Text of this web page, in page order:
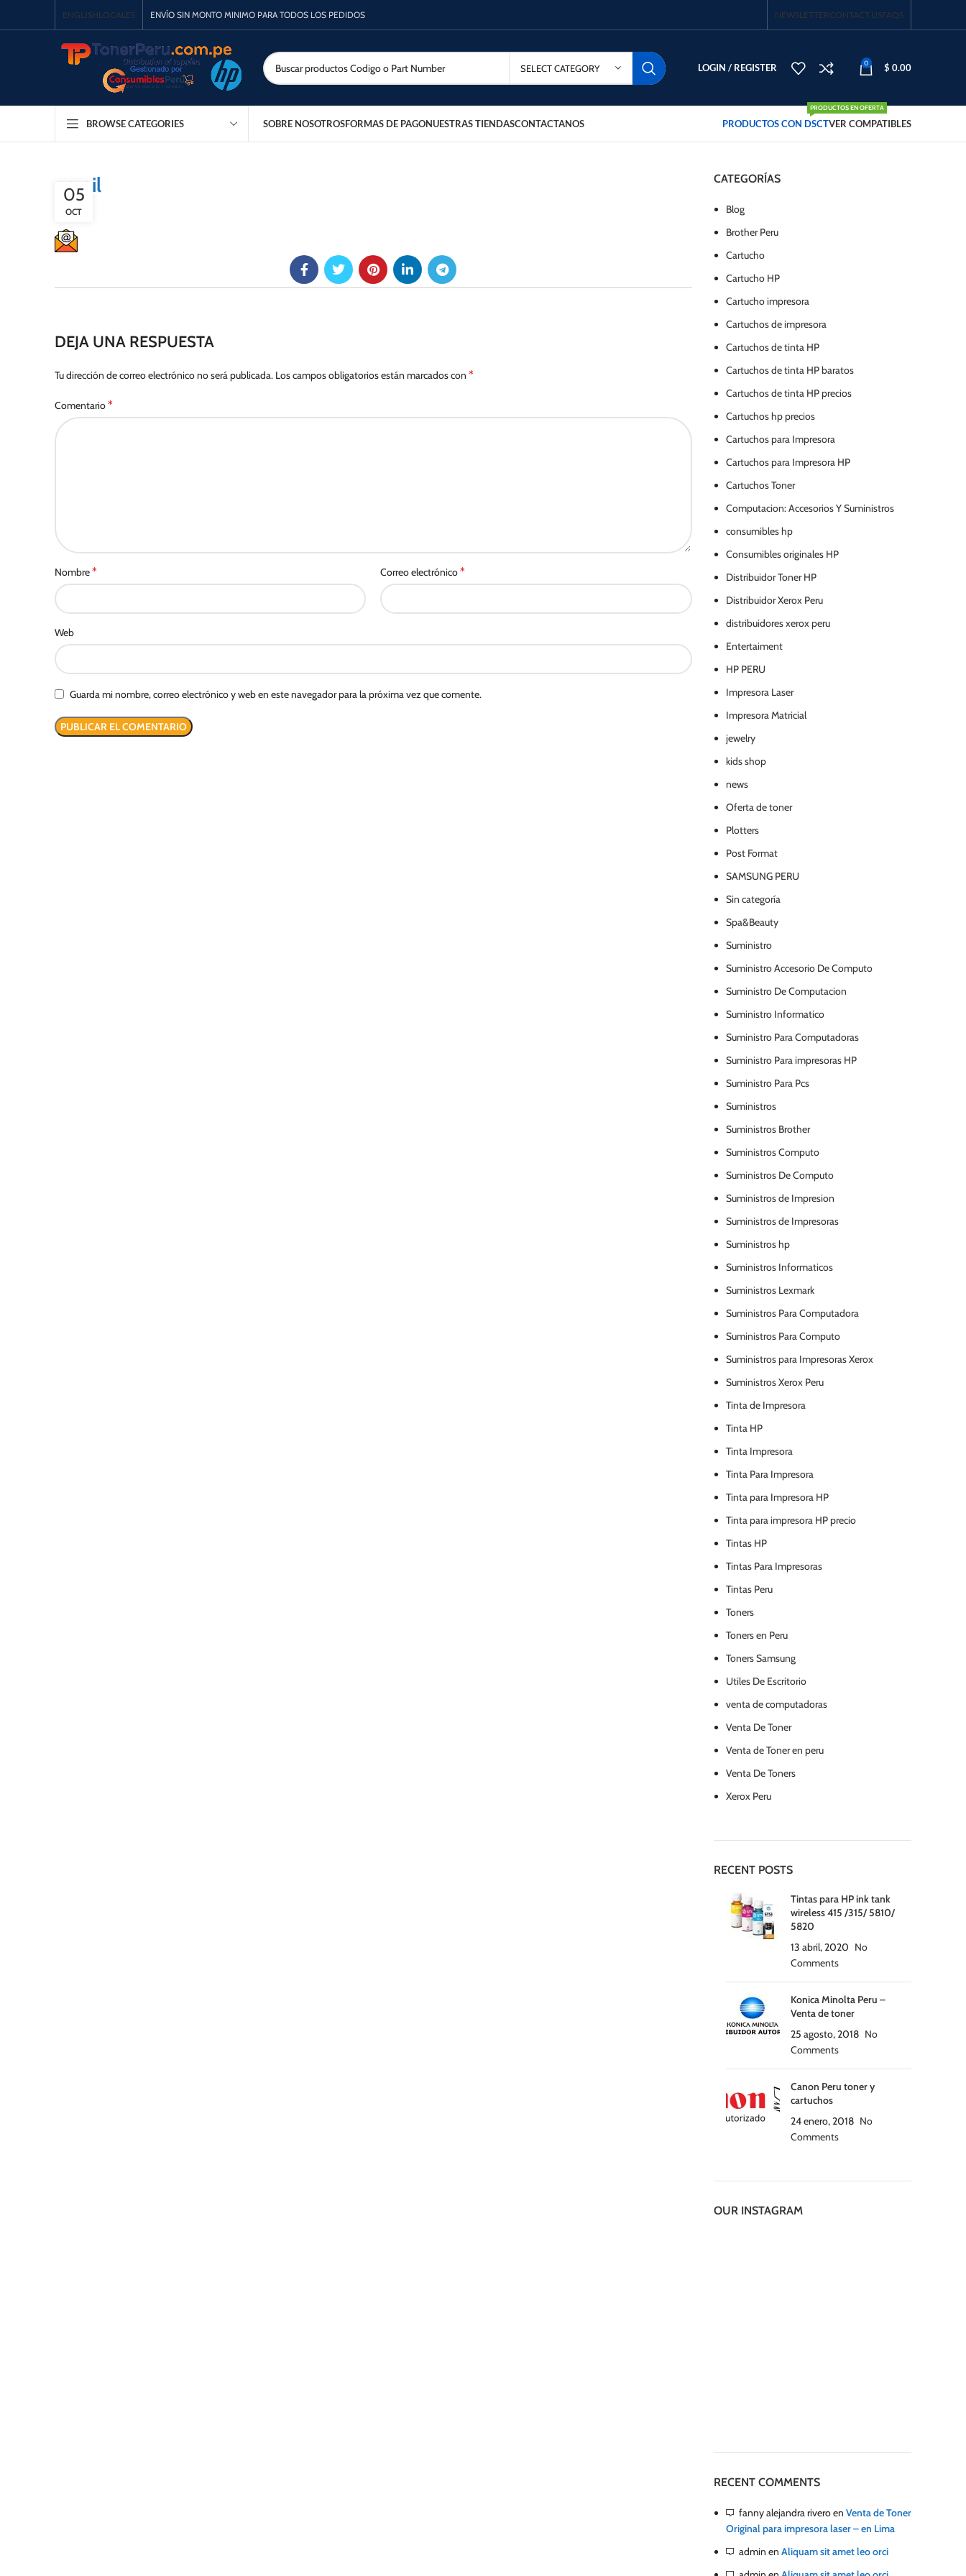
ENGLISHLOCALES ENVÍO SIN MONTO MINIMO PARA TODOS LOS PEDIDOS NEWSLETTERCONTACT USFAQS
SELECT CATEGORY LOGIN / REGISTER 0 $ 0.00
BROWSE CATEGORIES SOBRE NOSOTROSFORMAS DE PAGONUESTRAS TIENDASCONTACTANOS PRODUCTOS CON DSCT
PRODUCTOS EN OFERTA
VER COMPATIBLES
email
05
OCT
DEJA UNA RESPUESTA
Tu dirección de correo electrónico no será publicada. Los campos obligatorios están marcados con *
Comentario*
Nombre* Correo electrónico*
Web
Guarda mi nombre, correo electrónico y web en este navegador para la próxima vez que comente.
CATEGORÍAS
Blog
Brother Peru
Cartucho
Cartucho HP
Cartucho impresora
Cartuchos de impresora
Cartuchos de tinta HP
Cartuchos de tinta HP baratos
Cartuchos de tinta HP precios
Cartuchos hp precios
Cartuchos para Impresora
Cartuchos para Impresora HP
Cartuchos Toner
Computacion: Accesorios Y Suministros
consumibles hp
Consumibles originales HP
Distribuidor Toner HP
Distribuidor Xerox Peru
distribuidores xerox peru
Entertaiment
HP PERU
Impresora Laser
Impresora Matricial
jewelry
kids shop
news
Oferta de toner
Plotters
Post Format
SAMSUNG PERU
Sin categoría
Spa&Beauty
Suministro
Suministro Accesorio De Computo
Suministro De Computacion
Suministro Informatico
Suministro Para Computadoras
Suministro Para impresoras HP
Suministro Para Pcs
Suministros
Suministros Brother
Suministros Computo
Suministros De Computo
Suministros de Impresion
Suministros de Impresoras
Suministros hp
Suministros Informaticos
Suministros Lexmark
Suministros Para Computadora
Suministros Para Computo
Suministros para Impresoras Xerox
Suministros Xerox Peru
Tinta de Impresora
Tinta HP
Tinta Impresora
Tinta Para Impresora
Tinta para Impresora HP
Tinta para impresora HP precio
Tintas HP
Tintas Para Impresoras
Tintas Peru
Toners
Toners en Peru
Toners Samsung
Utiles De Escritorio
venta de computadoras
Venta De Toner
Venta de Toner en peru
Venta De Toners
Xerox Peru
RECENT POSTS
Tintas para HP ink tank
wireless 415 /315/ 5810/
5820
13 abril, 2020 No
Comments
Konica Minolta Peru –
Venta de toner
25 agosto, 2018 No
Comments
Canon Peru toner y
cartuchos
24 enero, 2018 No
Comments
OUR INSTAGRAM
RECENT COMMENTS
fanny alejandra riveroen Venta de Toner
Original para impresora laser – en Lima
admin en Aliquam sit amet leo orci